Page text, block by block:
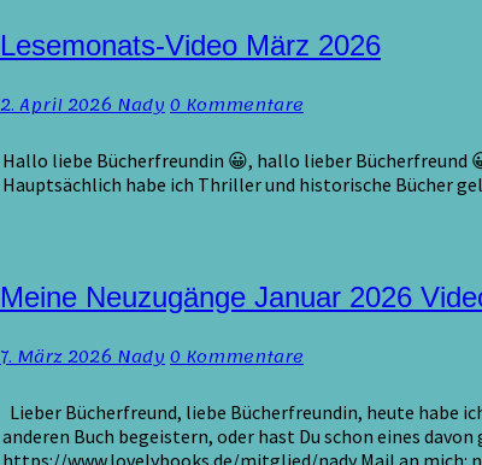
Lesemonats-
Video
2026
Lesemonats-Video März 2026
2. April 2026NadyKommentare
0 Kommentare
Hallo liebe Bücherfreundin 😀, hallo lieber Bücherfreund
Hauptsächlich habe ich Thriller und historische Bücher
Meine
Neuzugänge
2026
Meine Neuzugänge Januar 2026
7. März 2026NadyKommentare
0 Kommentare
Lieber Bücherfreund, liebe Bücherfreundin, heute habe
anderen Buch begeistern, oder hast Du schon eines